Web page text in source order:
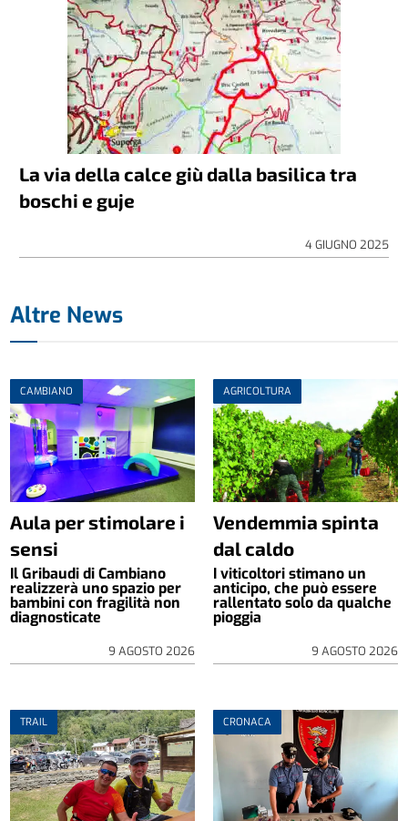
La via della calce giù dalla basilica tra
boschi e guje
4 GIUGNO 2025
Altre News
CAMBIANO
Aula per stimolare i
sensi
Il Gribaudi di Cambiano
realizzerà uno spazio per
bambini con fragilità non
diagnosticate
9 AGOSTO 2026
AGRICOLTURA
Vendemmia spinta
dal caldo
I viticoltori stimano un
anticipo, che può essere
rallentato solo da qualche
pioggia
9 AGOSTO 2026
TRAIL CRONACA